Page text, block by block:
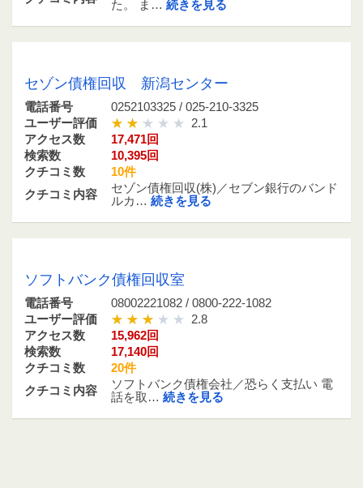
た。 ま… 続きを見る
セゾン債権回収 新潟センター
電話番号
0252103325 / 025-210-3325
ユーザー評価
2.1
アクセス数
17,471回
検索数
10,395回
クチコミ数
10件
クチコミ内容
セゾン債権回収(株)／セブン銀行のバンド
ルカ… 続きを見る
ソフトバンク債権回収室
電話番号
08002221082 / 0800-222-1082
ユーザー評価
2.8
アクセス数
15,962回
検索数
17,140回
クチコミ数
20件
クチコミ内容
ソフトバンク債権会社／恐らく支払い 電
話を取… 続きを見る